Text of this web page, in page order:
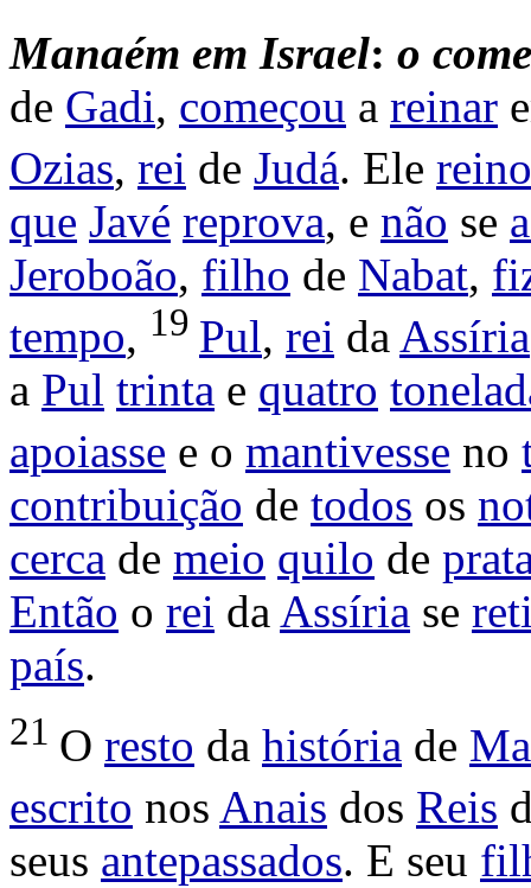
Manaém em Israel: o
de Gadi, começou a reinar
Ozias, rei de Judá. Ele
que Javé reprova, e não se
Jeroboão, filho de Nabat,
tempo, 19 Pul, rei da Assíria
a Pul trinta e quatro
apoiasse e o mantivesse no
contribuição de todos os
cerca de meio quilo de
Então o rei da Assíria se
país.
21 O resto da história de
escrito nos Anais dos Reis
seus antepassados. E seu